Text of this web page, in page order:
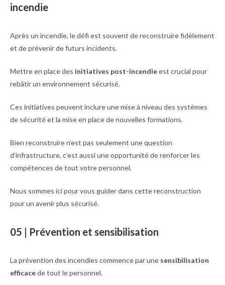
incendie
Après un incendie, le défi est souvent de reconstruire fidèlement
et de prévenir de futurs incidents.
Mettre en place des initiatives post-incendieest crucial pour
rebâtir un environnement sécurisé.
Ces initiatives peuvent inclure une mise à niveau des systèmes
de sécurité et la mise en place de nouvelles formations.
Bien reconstruire n’est pas seulement une question
d’infrastructure, c’est aussi une opportunité de renforcer les
compétences de tout votre personnel.
Nous sommes ici pour vous guider dans cette reconstruction
pour un avenir plus sécurisé.
05 | Prévention et sensibilisation
La prévention des incendies commence par une sensibilisation
efficacede tout le personnel.